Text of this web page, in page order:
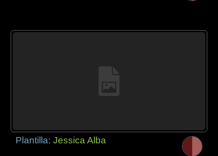
Plantilla:Jessica Alba